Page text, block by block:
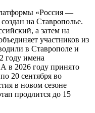
«Россия —
на Ставрополье.
а затем на
участников из
в Ставрополе и
году имена
в 2026 году принято
20 сентября во
в новом сезоне
продлится до 15